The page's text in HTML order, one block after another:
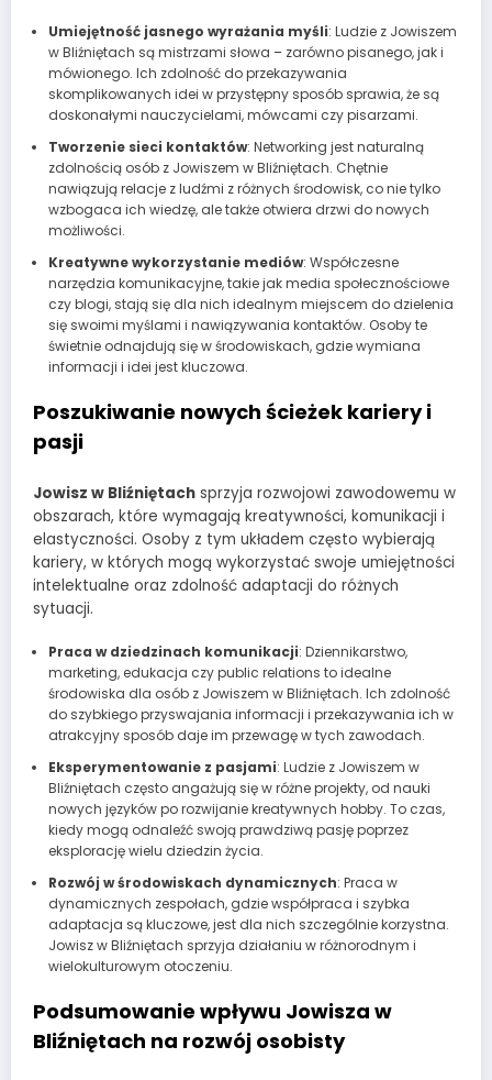
Umiejętność jasnego wyrażania myśli: Ludzie z Jowiszem
w Bliźniętach są mistrzami słowa – zarówno pisanego, jak i
mówionego. Ich zdolność do przekazywania
skomplikowanych idei w przystępny sposób sprawia, że są
doskonałymi nauczycielami, mówcami czy pisarzami.
Tworzenie sieci kontaktów: Networking jest naturalną
zdolnością osób z Jowiszem w Bliźniętach. Chętnie
nawiązują relacje z ludźmi z różnych środowisk, co nie tylko
wzbogaca ich wiedzę, ale także otwiera drzwi do nowych
możliwości.
Kreatywne wykorzystanie mediów: Współczesne
narzędzia komunikacyjne, takie jak media społecznościowe
czy blogi, stają się dla nich idealnym miejscem do dzielenia
się swoimi myślami i nawiązywania kontaktów. Osoby te
świetnie odnajdują się w środowiskach, gdzie wymiana
informacji i idei jest kluczowa.
Poszukiwanie nowych ścieżek kariery i
pasji
Jowisz w Bliźniętach sprzyja rozwojowi zawodowemu w
obszarach, które wymagają kreatywności, komunikacji i
elastyczności. Osoby z tym układem często wybierają
kariery, w których mogą wykorzystać swoje umiejętności
intelektualne oraz zdolność adaptacji do różnych
sytuacji.
Praca w dziedzinach komunikacji: Dziennikarstwo,
marketing, edukacja czy public relations to idealne
środowiska dla osób z Jowiszem w Bliźniętach. Ich zdolność
do szybkiego przyswajania informacji i przekazywania ich w
atrakcyjny sposób daje im przewagę w tych zawodach.
Eksperymentowanie z pasjami: Ludzie z Jowiszem w
Bliźniętach często angażują się w różne projekty, od nauki
nowych języków po rozwijanie kreatywnych hobby. To czas,
kiedy mogą odnaleźć swoją prawdziwą pasję poprzez
eksplorację wielu dziedzin życia.
Rozwój w środowiskach dynamicznych: Praca w
dynamicznych zespołach, gdzie współpraca i szybka
adaptacja są kluczowe, jest dla nich szczególnie korzystna.
Jowisz w Bliźniętach sprzyja działaniu w różnorodnym i
wielokulturowym otoczeniu.
Podsumowanie wpływu Jowisza w
Bliźniętach na rozwój osobisty